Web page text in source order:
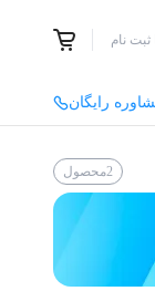
ثبت نام
رایگان
2محصول